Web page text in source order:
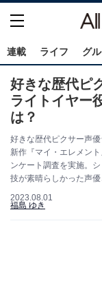
連載 ライフ グ
好きな歴代ピ
ライトイヤー
は？
好きな歴代ピクサー声
新作『マイ・エレメン
ンケート調査を実施。
技が素晴らしかった声
2023.08.01
福島 ゆき